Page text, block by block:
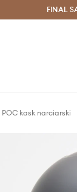
Oszczędzaj zFINAL
POC kask narciarski